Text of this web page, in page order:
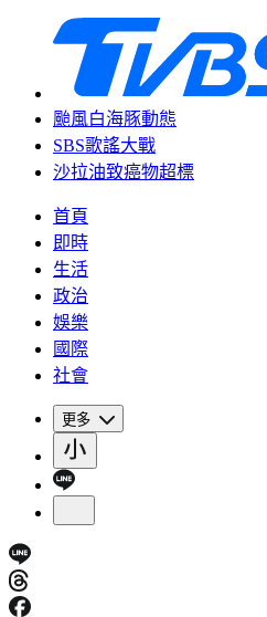
颱風白海豚動態
SBS歌謠大戰
沙拉油致癌物超標
首頁
即時
生活
政治
娛樂
國際
社會
更多